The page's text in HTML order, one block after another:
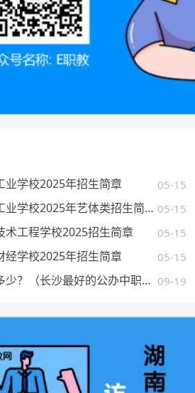
05-15
业学校2025年招生简章
05-15
公办中职长沙汽车工业学校2025年艺体类招生简章
05-15
术工程学校2025招生简章
05-15
经学校2025年招生简章
09-19
长沙财经学校学费多少？（长沙最好的公办中职学校费用一览）